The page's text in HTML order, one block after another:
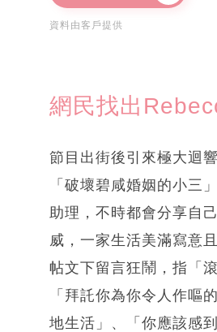
資料由客戶提供
網民找出
節目出街後引來極大迴
「破壞碧咸婚姻的小三
助理，不時都會分享自
威，一家生活美滿寫意
帖文下留言狂鬧，指「
「拜託你為你令人作嘔
地生活」、「你應該感